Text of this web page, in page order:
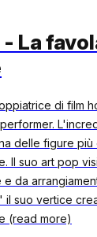
La
di film
delle figure
Il suo art pop
da
il suo vertice
(read more)